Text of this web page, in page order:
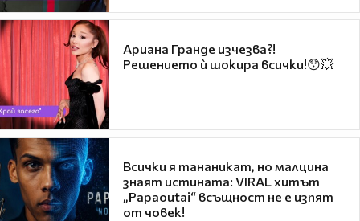
Ариана Гранде изчезва?!
Решението ѝ шокира всички!😯💥
Всички я тананикат, но малцина
знаят истината: VIRAL хитът
„Papaoutai“ всъщност не е изпят
от човек!